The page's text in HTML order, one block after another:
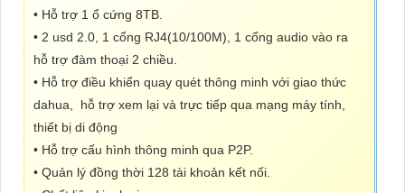
• Hỗ trợ 1 ổ cứng 8TB.
• 2 usd 2.0, 1 cổng RJ4(10/100M), 1 cổng audio vào ra
hỗ trợ đàm thoại 2 chiều.
• Hỗ trợ điều khiển quay quét thông minh với giao thức
dahua, hỗ trợ xem lại và trực tiếp qua mạng máy tính,
thiết bị di động
• Hỗ trợ cấu hình thông minh qua P2P.
• Quản lý đồng thời 128 tài khoản kết nối.